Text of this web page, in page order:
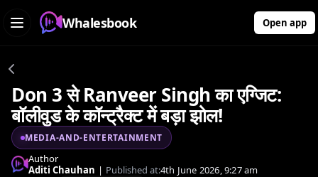
Whalesbook Open app
Don 3 से Ranveer Singh का एग्जिट:
बॉलीवुड के कॉन्ट्रैक्ट में बड़ा झोल!
MEDIA-AND-ENTERTAINMENT
Author
Aditi Chauhan | Published at:4th June 2026, 9:27 am